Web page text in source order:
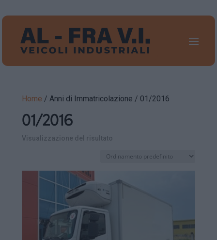
Home / Anni di Immatricolazione / 01/2016
01/2016
Visualizzazione del risultato